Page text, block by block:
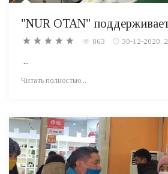
"NUR OTAN"
863 30-12-2020,
...
Читать полностью...